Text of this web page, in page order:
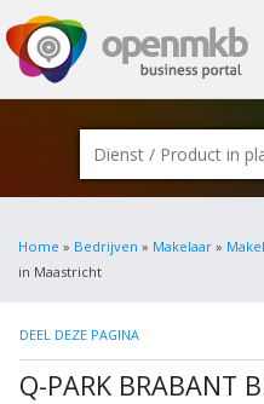
Home » Bedrijven » Makelaar »
in Maastricht
DEEL DEZE PAGINA
Q-PARK BRABANT